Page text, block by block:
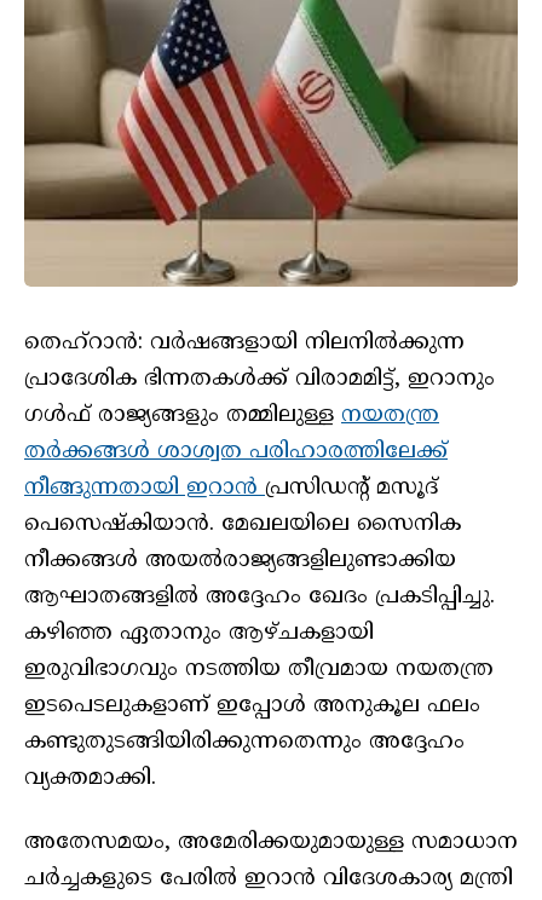
തെഹ്‌റാൻ: വർഷങ്ങളായി നിലനിൽക്കുന്ന
പ്രാദേശിക ഭിന്നതകൾക്ക് വിരാമമിട്ട്, ഇറാനും
ഗൾഫ് രാജ്യങ്ങളും തമ്മിലുള്ള നയതന്ത്ര
തർക്കങ്ങൾ ശാശ്വത പരിഹാരത്തിലേക്ക്
നീങ്ങുന്നതായി ഇറാൻപ്രസിഡന്റ് മസൂദ്
പെസെഷ്‌കിയാൻ. മേഖലയിലെ സൈനിക
നീക്കങ്ങൾ അയൽരാജ്യങ്ങളിലുണ്ടാക്കിയ
ആഘാതങ്ങളിൽ അദ്ദേഹം ഖേദം പ്രകടിപ്പിച്ചു.
കഴിഞ്ഞ ഏതാനും ആഴ്ചകളായി
ഇരുവിഭാഗവും നടത്തിയ തീവ്രമായ നയതന്ത്ര
ഇടപെടലുകളാണ് ഇപ്പോൾ അനുകൂല ഫലം
കണ്ടുതുടങ്ങിയിരിക്കുന്നതെന്നും അദ്ദേഹം
വ്യക്തമാക്കി.
അതേസമയം, അമേരിക്കയുമായുള്ള സമാധാന
ചർച്ചകളുടെ പേരിൽ ഇറാൻ വിദേശകാര്യ മന്ത്രി